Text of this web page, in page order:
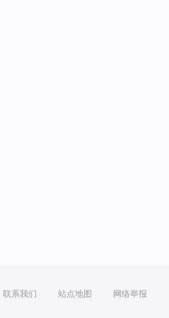
联系我们 站点地图 网络举报